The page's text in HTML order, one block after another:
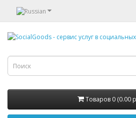
Товаров 0 (0.00